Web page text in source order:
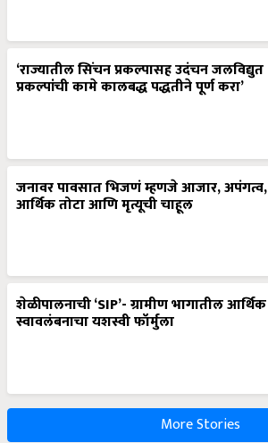
‘राज्यातील सिंचन प्रकल्पासह उदंचन जलविद्युत
प्रकल्पांची कामे कालबद्ध पद्धतीने पूर्ण करा’
जनावर पावसात भिजणं म्हणजे आजार, अपंगत्व,
आर्थिक तोटा आणि मृत्यूची चाहूल
शेळीपालनाची ‘SIP’- ग्रामीण भागातील आर्थिक
स्वावलंबनाचा यशस्वी फॉर्मुला
More Stories